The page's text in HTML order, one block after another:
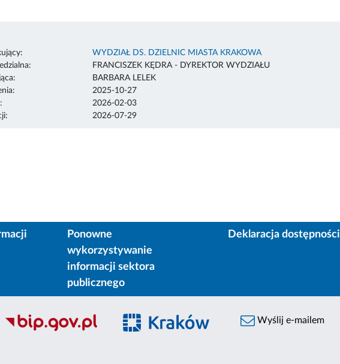
WYDZIAŁ DS. DZIELNIC MIASTA KRAKOWA
FRANCISZEK KĘDRA - DYREKTOR WYDZIAŁU
BARBARA LELEK
2025-10-27
2026-02-03
2026-07-29
Ponowne
wykorzystywanie
informacji sektora
publicznego
Deklaracja dostępności
Wyślij e-mailem